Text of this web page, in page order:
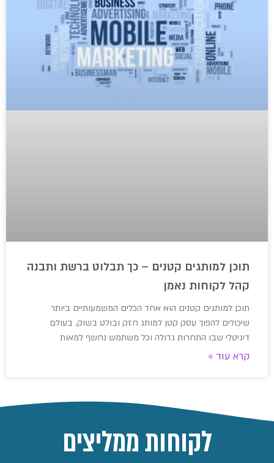
תוכן למותגים קטנים – כך תבלוט ברשת ותבנה
קהל לקוחות נאמן
תוכן למותגים קטנים הוא אחד הכלים המשמעותיים ביותר
שיכולים להפוך עסק קטן למותג חזק ובולט בשוק. בעולם
דיגיטלי שבו התחרות גדולה וכל משתמש נחשף למאות
קרא עוד »
לקוחות ממליצים